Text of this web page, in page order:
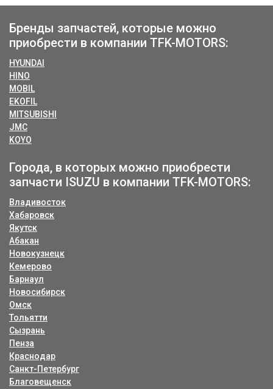
Бренды запчастей, которые можно
приобрести в компании TFK-MOTORS:
HYUNDAI
HINO
MOBIL
EKOFIL
MITSUBISHI
JMC
KOYO
Города, в которых можно приобрести
запчасти ISUZU в компании TFK-MOTORS:
Владивосток
Хабаровск
Якутск
Абакан
Новокузнецк
Кемерово
Барнаул
Новосибирск
Омск
Тольятти
Сызрань
Пенза
Краснодар
Санкт-Петербург
Благовещенск